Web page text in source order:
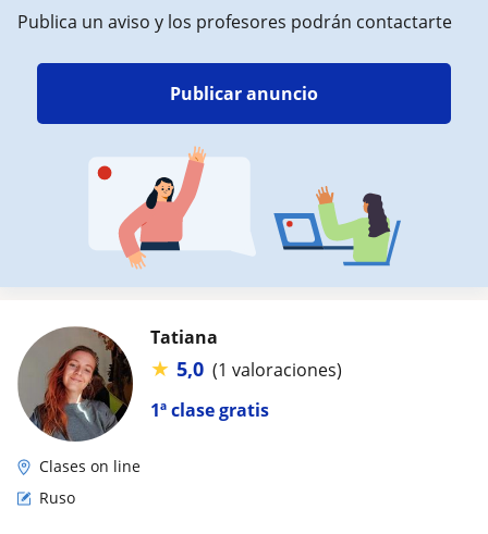
Publica un aviso y los profesores podrán contactarte
Publicar anuncio
1ª clase gratis
Tatiana
★ 5,0 (1 valoraciones)
Clases on line
Ruso